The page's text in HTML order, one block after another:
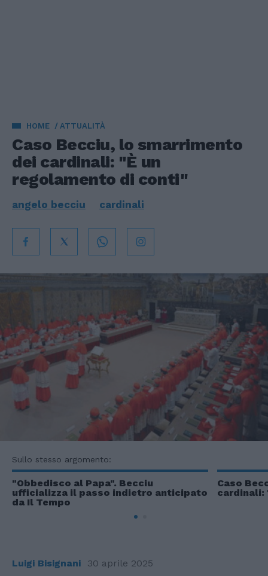
HOME ATTUALITÀ
Caso Becciu, lo smarrimento
dei cardinali: "È un
regolamento di conti"
angelo becciu cardinali
Sullo stesso argomento:
"Obbedisco al Papa". Becciu
ufficializza il passo indietro anticipato
da Il Tempo
Caso
cardinali:
Luigi Bisignani 30 aprile 2025